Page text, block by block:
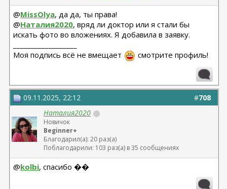
8. @
9. @
Kate12
11. @
Квики
nikolotanini
13. @
Annalavrinenko
14. @
Наталия Д
@MissOlya, да да, ты права!
@Наталия2020, вряд ли доктор или я стали бы
искать фото во вложениях. Я добавила в заявку.
Моя подпись всё не вмещает
смотрите профиль!
#708
09.11.2025, 22:12
Наталия2020
Новичок
Beginner+
Благодарил(а): 20 раз(а)
Поблагодарили: 103 раз(а) в 35 сообщениях
@kolbi, спасибо ��